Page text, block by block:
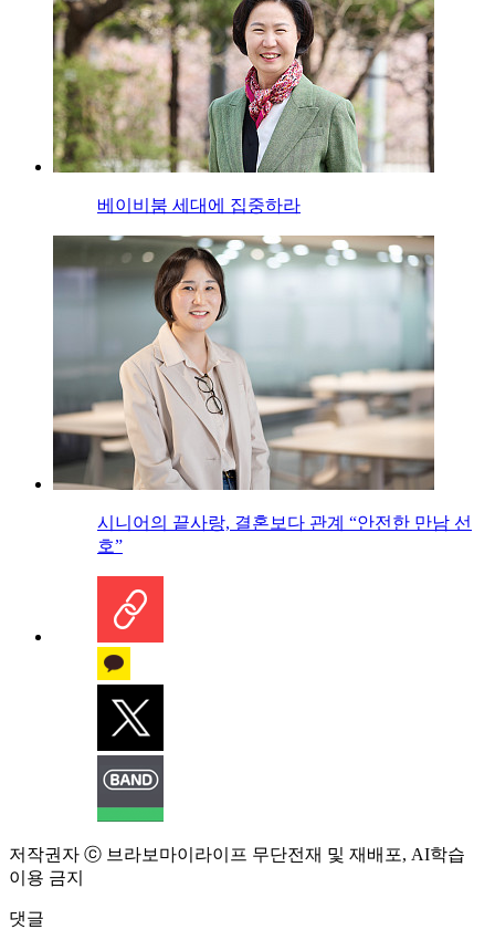
베이비붐 세대에 집중하라
시니어의 끝사랑, 결혼보다 관계 “안전한 만남 선
호”
저작권자 ⓒ 브라보마이라이프 무단전재 및 재배포, AI학습
이용 금지
댓글